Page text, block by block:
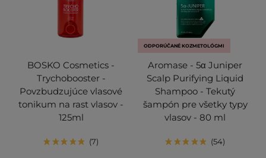
BOSKO Cosmetics -
Trychobooster -
Povzbudzujúce vlasové
tonikum na rast vlasov -
125ml
7
ODPORÚČANÉ KOZMETOLÓGMI
Aromase - 5α Juniper
Scalp Purifying Liquid
Shampoo - Tekutý
šampón pre všetky typy
vlasov - 80 ml
54